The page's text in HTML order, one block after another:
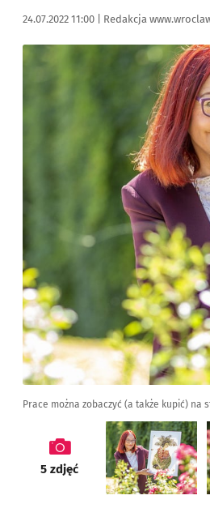
Data publikacji:
24.07.2022 11:00 | Autor:
Redakcja
Kliknij, aby zobaczyć galerię
Prace można zobaczyć (a także kupić)
galeria
5 zdjęć